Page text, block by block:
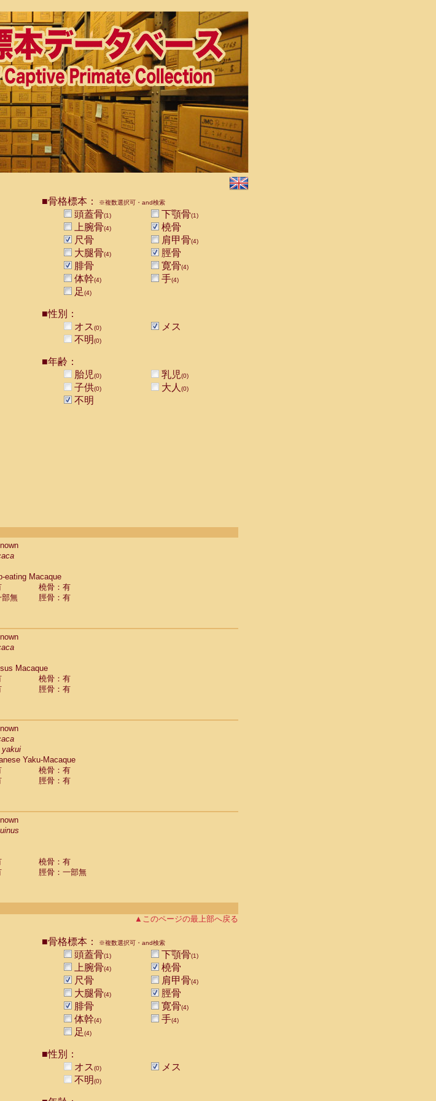
(0)
■骨格標本： ※複数選択可・and検索
頭蓋骨(1) 下顎骨(1)
上腕骨(4)
橈骨
尺骨
肩甲骨(4)
大腿骨(4)
脛骨
腓骨
寛骨(4)
体幹(4) 手(4)
足(4)
■性別：
オス(0)
メス
不明(0)
■年齢：
胎児(0) 乳児(0)
子供(0) 大人 (0)
不明
eating Macaque
橈骨：有
部無
脛骨：有
Macaque
橈骨：有
脛骨：有
yakui
Yaku-Macaque
橈骨：有
脛骨：有
橈骨：有
脛骨：一部無
▲このページの最上部へ戻る
■骨格標本： ※複数選択可・and検索
頭蓋骨(1) 下顎骨(1)
上腕骨(4)
橈骨
尺骨
肩甲骨(4)
大腿骨(4)
脛骨
腓骨
寛骨(4)
体幹(4) 手(4)
足(4)
■性別：
オス(0)
メス
不明(0)